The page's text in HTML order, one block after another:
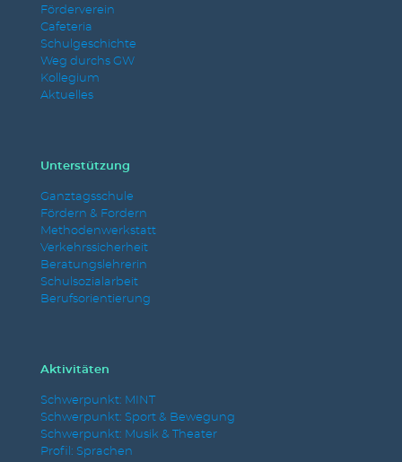
Förderverein
Cafeteria
Schulgeschichte
Weg durchs GW
Kollegium
Aktuelles
Unterstützung
Ganztagsschule
Fördern & Fordern
Methodenwerkstatt
Verkehrssicherheit
Beratungslehrerin
Schulsozialarbeit
Berufsorientierung
Aktivitäten
Schwerpunkt: MINT
Schwerpunkt: Sport & Bewegung
Schwerpunkt: Musik & Theater
Profil: Sprachen